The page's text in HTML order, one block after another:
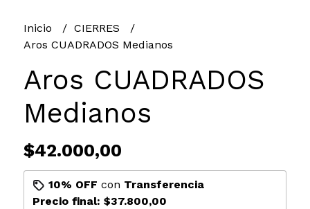
Inicio
CIERRES
Aros CUADRADOS Medianos
Aros CUADRADOS
Medianos
$42.000,00
10% OFF con Transferencia
Precio final: $37.800,00